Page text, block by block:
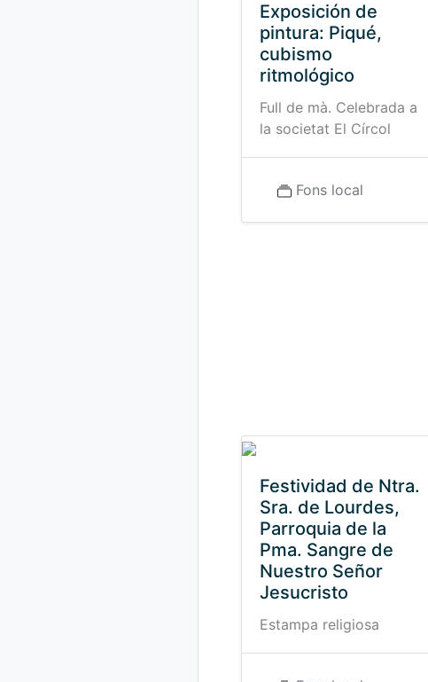
Exposición de
pintura: Piqué,
cubismo
ritmológico
Full de mà. Celebrada a
la societat El Círcol
Fons local
Festividad de Ntra.
Sra. de Lourdes,
Parroquia de la
Pma. Sangre de
Nuestro Señor
Jesucristo
Estampa religiosa